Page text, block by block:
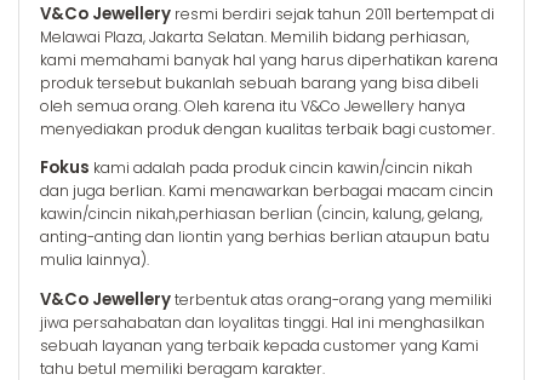
V&Co Jewelleryresmi berdiri sejak tahun 2011 bertempat di
Melawai Plaza, Jakarta Selatan. Memilih bidang perhiasan,
kami memahami banyak hal yang harus diperhatikan karena
produk tersebut bukanlah sebuah barang yang bisa dibeli
oleh semua orang. Oleh karena itu V&Co Jewellery hanya
menyediakan produk dengan kualitas terbaik bagi customer.
Fokus kami adalah pada produk cincin kawin/cincin nikah
dan juga berlian. Kami menawarkan berbagai macam cincin
kawin/cincin nikah,perhiasan berlian (cincin, kalung, gelang,
anting-anting dan liontin yang berhias berlian ataupun batu
mulia lainnya).
V&Co Jewelleryterbentuk atas orang-orang yang memiliki
jiwa persahabatan dan loyalitas tinggi. Hal ini menghasilkan
sebuah layanan yang terbaik kepada customer yang Kami
tahu betul memiliki beragam karakter.